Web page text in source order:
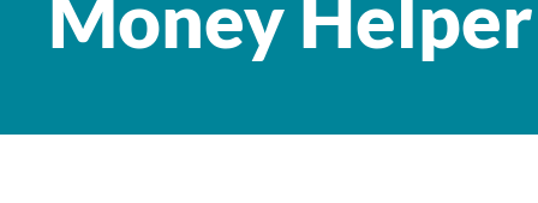
Money Helper